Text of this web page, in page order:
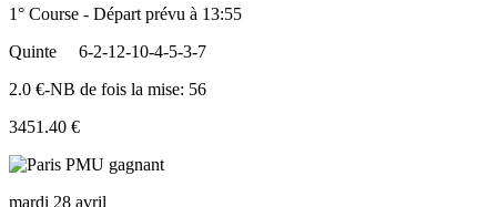
1° Course - Départ prévu à 13:55
Quinte
6-2-12-10-4-5-3-7
2.0 €-NB de fois la mise: 56
3451.40 €
mardi 28 avril